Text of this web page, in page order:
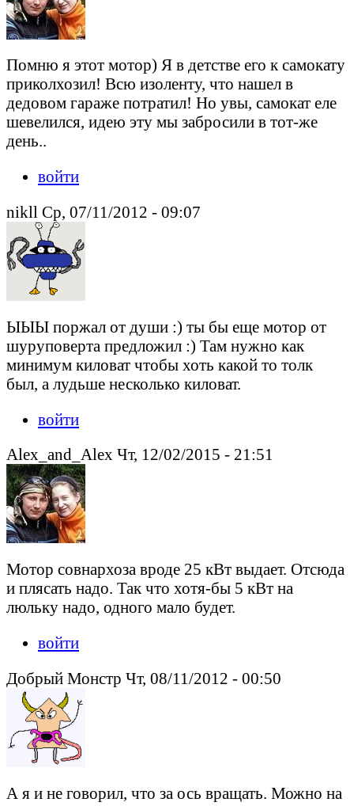
Помню я этот мотор) Я в детстве его к самокату
приколхозил! Всю изоленту, что нашел в
дедовом гараже потратил! Но увы, самокат еле
шевелился, идею эту мы забросили в тот-же
день..
войти
nikll Ср, 07/11/2012 - 09:07
ЫЫЫ поржал от души :) ты бы еще мотор от
шуруповерта предложил :) Там нужно как
минимум киловат чтобы хоть какой то толк
был, а лудьше несколько киловат.
войти
Alex_and_Alex Чт, 12/02/2015 - 21:51
Мотор совнархоза вроде 25 кВт выдает. Отсюда
и плясать надо. Так что хотя-бы 5 кВт на
люльку надо, одного мало будет.
войти
Добрый Монстр Чт, 08/11/2012 - 00:50
А я и не говорил, что за ось вращать. Можно на